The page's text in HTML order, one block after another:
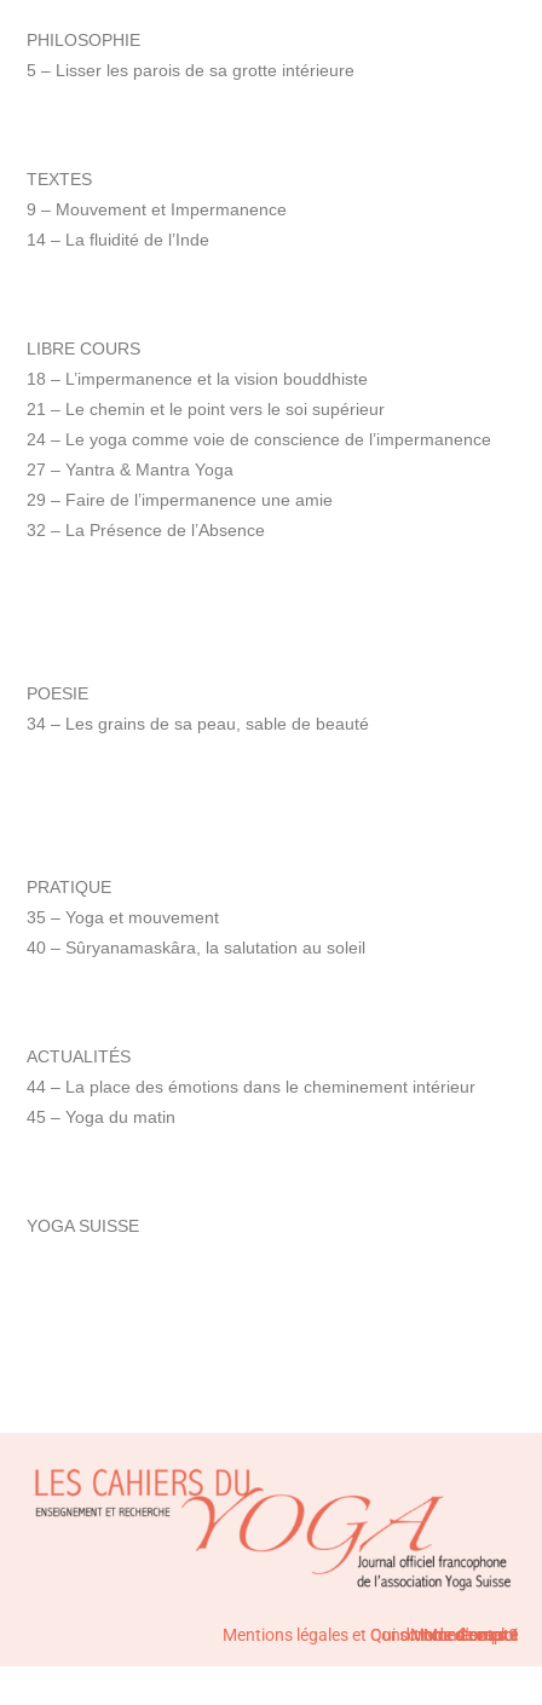
PHILOSOPHIE
5 – Lisser les parois de sa grotte intérieure
TEXTES
9 – Mouvement et Impermanence
14 – La fluidité de l’Inde
LIBRE COURS
18 – L’impermanence et la vision bouddhiste
21 – Le chemin et le point vers le soi supérieur
24 – Le yoga comme voie de conscience de l’impermanence
27 – Yantra & Mantra Yoga
29 – Faire de l’impermanence une amie
32 – La Présence de l’Absence
POESIE
34 – Les grains de sa peau, sable de beauté
PRATIQUE
35 – Yoga et mouvement
40 – Sûryanamaskâra, la salutation au soleil
ACTUALITÉS
44 – La place des émotions dans le cheminement intérieur
45 – Yoga du matin
YOGA SUISSE
Contact
Mon compte
Mode d'emploi
Qui sommes-nous ?
Mentions légales et Conditions de vente